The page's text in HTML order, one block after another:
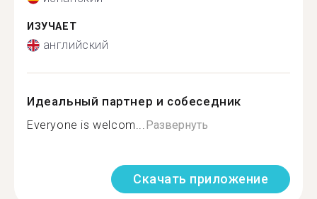
ИЗУЧАЕТ
английский
Идеальный партнер и собеседник
Everyone is welcom...Развернуть
Скачать приложение